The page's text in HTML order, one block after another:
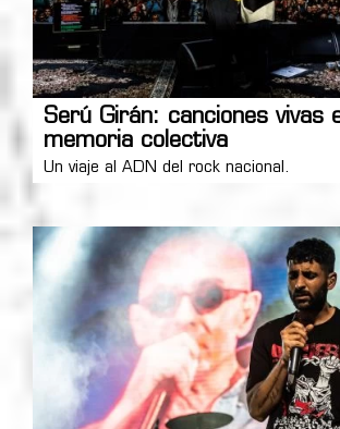
Serú Girán: canciones vivas
memoria colectiva
Un viaje al ADN del rock nacional.